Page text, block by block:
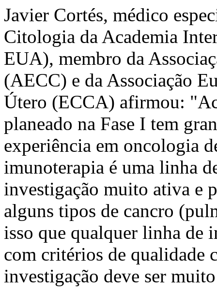
Javier Cortés, médico
Citologia da Academia
EUA), membro da
(AECC) e da Associação
Útero (ECCA) afirmou:
planeado na Fase I tem
experiência em oncologia
imunoterapia é uma linha
investigação muito ativa e
alguns tipos de cancro
isso que qualquer linha de
com critérios de qualidade
investigação deve ser